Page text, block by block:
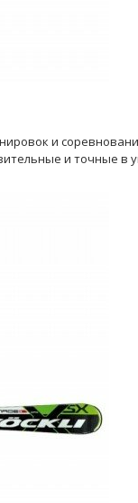
и
и точные в